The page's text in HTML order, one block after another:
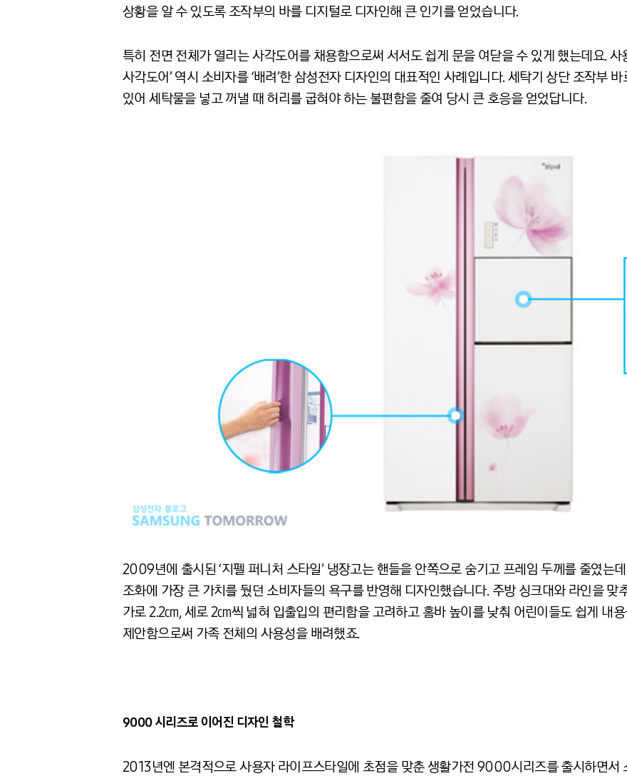
상황을 알 수 있도록 조작부의 바를 디지털로 디자인해 큰 인기를 얻었습니다.
특히 전면 전체가 열리는 사각도어를 채용함으로써 서서도 쉽게 문을 여닫을 수 있게 했는데요. 사
사각도어’ 역시 소비자를 ‘배려’한 삼성전자 디자인의 대표적인 사례입니다. 세탁기 상단 조작부
있어 세탁물을 넣고 꺼낼 때 허리를 굽혀야 하는 불편함을 줄여 당시 큰 호응을 얻었답니다.
2009년에 출시된 ‘지펠 퍼니처 스타일’ 냉장고는 핸들을 안쪽으로 숨기고 프레임 두께를 줄였는
조화에 가장 큰 가치를 뒀던 소비자들의 욕구를 반영해 디자인했습니다. 주방 싱크대와 라인을 맞
가로 2.2㎝, 세로 2㎝씩 넓혀 입출입의 편리함을 고려하고 홈바 높이를 낮춰 어린이들도 쉽게 내
제안함으로써 가족 전체의 사용성을 배려했죠.
9000 시리즈로 이어진 디자인 철학
2013년엔 본격적으로 사용자 라이프스타일에 초점을 맞춘 생활가전 9000시리즈를 출시하면서